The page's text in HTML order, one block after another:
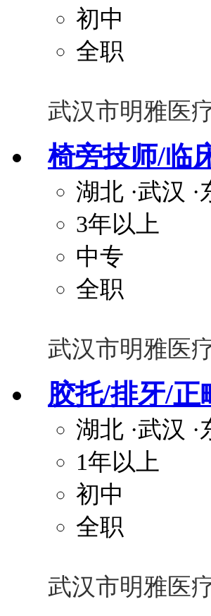
初中
全职
武汉市明雅医
椅旁技师/临
湖北 ·武汉
3年以上
中专
全职
武汉市明雅医
胶托/排牙/正
湖北 ·武汉
1年以上
初中
全职
武汉市明雅医